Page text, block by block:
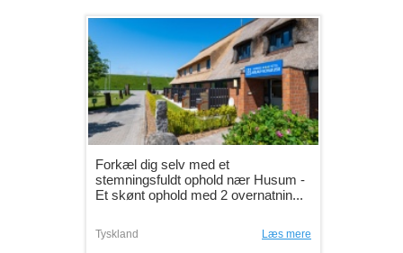
Forkæl dig selv med et
stemningsfuldt ophold nær Husum -
Et skønt ophold med 2 overnatnin...
Tyskland Læs mere